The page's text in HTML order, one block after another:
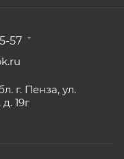
57
г. Пенза, ул.
19г